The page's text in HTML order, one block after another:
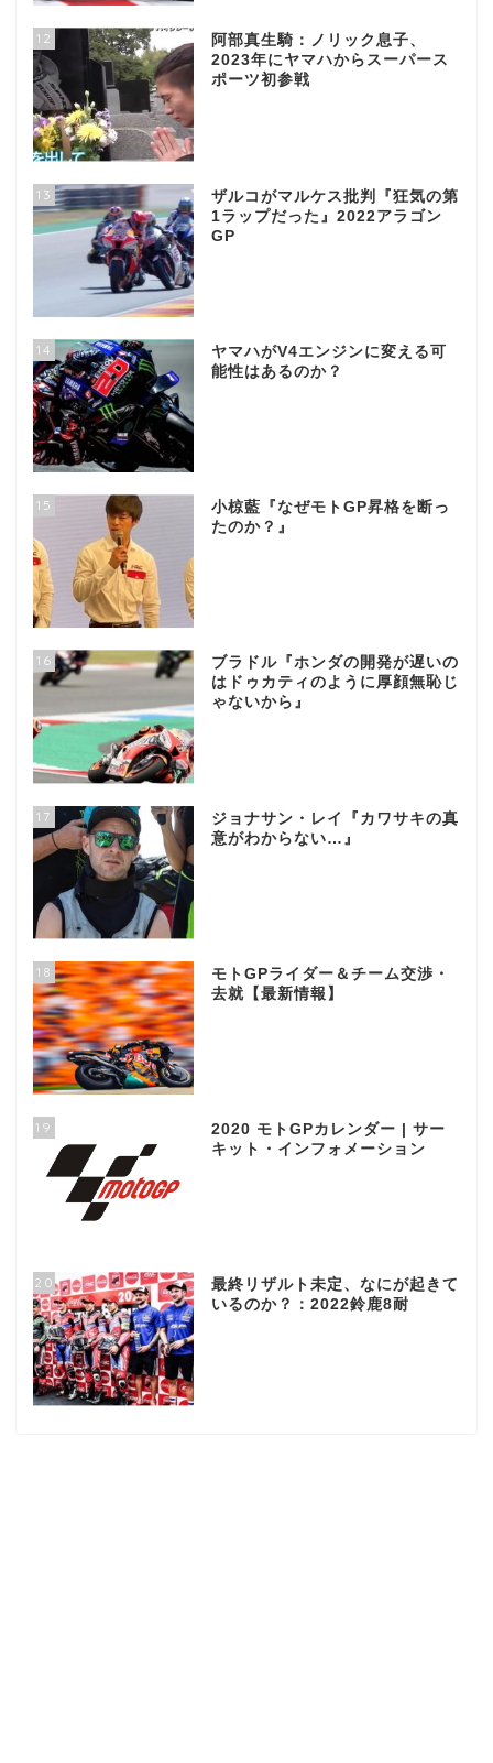
12
阿部真生騎：ノリック息子、
2023年にヤマハからスーパース
ポーツ初参戦
13
ザルコがマルケス批判『狂気の第
1ラップだった』2022アラゴン
GP
14
ヤマハがV4エンジンに変える可
能性はあるのか？
15
小椋藍『なぜモトGP昇格を断っ
たのか？』
16
ブラドル『ホンダの開発が遅いの
はドゥカティのように厚顔無恥じ
ゃないから』
17
ジョナサン・レイ『カワサキの真
意がわからない…』
18
モトGPライダー＆チーム交渉・
去就【最新情報】
19
2020 モトGPカレンダー | サー
キット・インフォメーション
20
最終リザルト未定、なにが起きて
いるのか？：2022鈴鹿8耐